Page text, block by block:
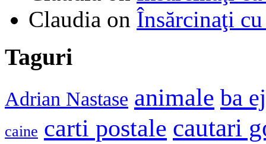
Claudia on Însărcinaţi
Taguri
Adrian Nastase animale ba
caine carti postale cautari